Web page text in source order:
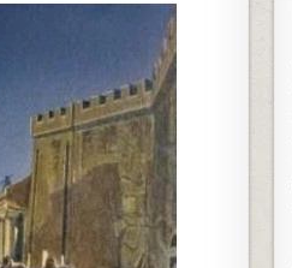
ČULI
TROJU,
ALI
NIKO
NE